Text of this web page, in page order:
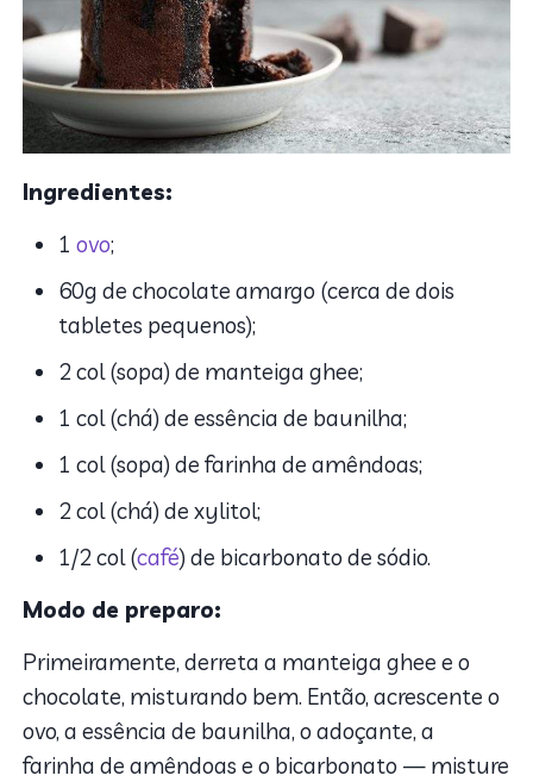
Ingredientes:
1ovo;
60g de chocolate amargo (cerca de dois
tabletes pequenos);
2 col (sopa) de manteiga ghee;
1 col (chá) de essência de baunilha;
1 col (sopa) de farinha de amêndoas;
2 col (chá) de xylitol;
1/2 col (café) de bicarbonato de sódio.
Modo de preparo:
Primeiramente, derreta a manteiga ghee e o
chocolate, misturando bem. Então, acrescente o
ovo, a essência de baunilha, o adoçante, a
farinha de amêndoas e o bicarbonato — misture